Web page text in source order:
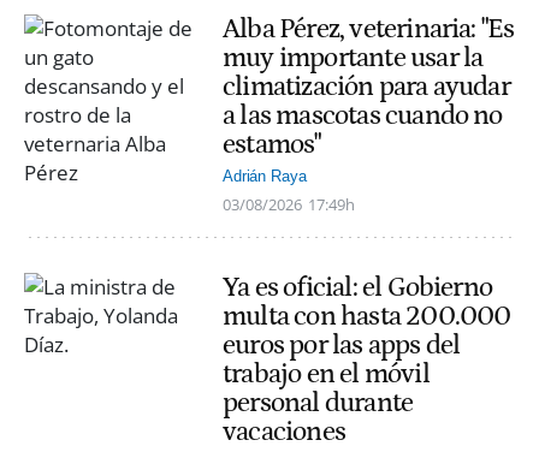
Alba Pérez, veterinaria: "Es
muy importante usar la
climatización para ayudar
a las mascotas cuando no
estamos"
Adrián Raya
03/08/2026 17:49h
Ya es oficial: el Gobierno
multa con hasta 200.000
euros por las apps del
trabajo en el móvil
personal durante
vacaciones